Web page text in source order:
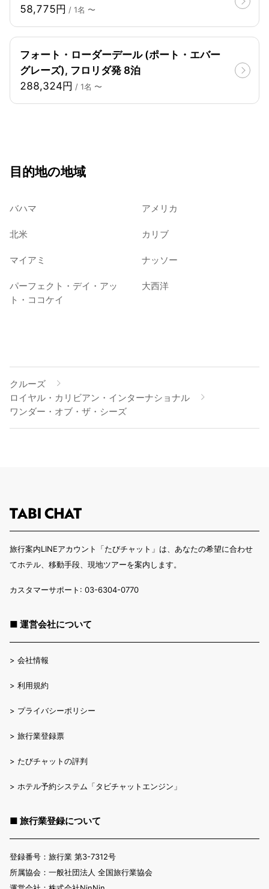
58,775円 / 1名 〜
フォート・ローダーデール (ポート・エバー
グレーズ), フロリダ発 8泊
288,324円 / 1名 〜
目的地の地域
バハマ アメリカ
北米 カリブ
マイアミ ナッソー
パーフェクト・デイ・アッ
ト・ココケイ
大西洋
クルーズ
ロイヤル・カリビアン・インターナショナル
ワンダー・オブ・ザ・シーズ
旅行案内LINEアカウント「たびチャット」は、あなたの希望に合わせ
てホテル、移動手段、現地ツアーを案内します。
カスタマーサポート: 03-6304-0770
■ 運営会社について
> 会社情報
> 利用規約
> プライバシーポリシー
> 旅行業登録票
> たびチャットの評判
> ホテル予約システム「タビチャットエンジン」
■ 旅行業登録について
登録番号：旅行業 第3-7312号
所属協会：一般社団法人 全国旅行業協会